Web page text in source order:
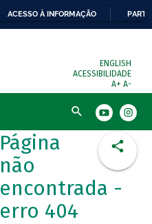
ACESSO À INFORMAÇÃO
ENGLISH
ACESSIBILIDADE
A+ A-
Busca
Página
não
encontrada -
erro 404